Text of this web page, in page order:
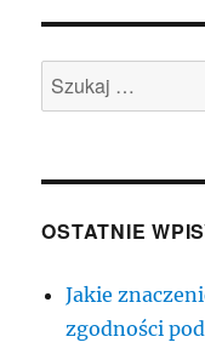
Szukaj:
OSTATNIE
Jakie
zgodności